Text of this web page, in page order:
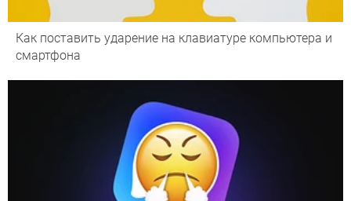
Как поставить ударение на клавиатуре компьютера и
смартфона